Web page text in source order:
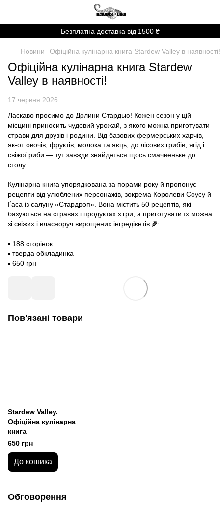
Безплатна доставка від 1500 ₴
Новини Офіційна кулінарна книга Stardew Valley в наявності!
Офіційна кулінарна книга Stardew
Valley в наявності!
17 червня 2026
Ласкаво просимо до Долини Стардью! Кожен сезон у цій
місцині приносить чудовий урожай, з якого можна приготувати
страви для друзів і родини. Від базових фермерських харчів,
як-от овочів, фруктів, молока та яєць, до лісових грибів, ягід і
свіжої риби — тут завжди знайдеться щось смачненьке до
столу.
Кулінарна книга упорядкована за порами року й пропонує
рецепти від улюблених персонажів, зокрема Королеви Соусу й
Ґаса із салуну «Стардроп». Вона містить 50 рецептів, які
базуються на стравах і продуктах з гри, а приготувати їх можна
зі свіжих і власноруч вирощених інгредієнтів 🌽
▪️ 188 сторінок
▪️ тверда обкладинка
▪️ 650 грн
Пов'язані товари
Stardew Valley.
Офіційна кулінарна
книга
650 грн
До кошика
Обговорення